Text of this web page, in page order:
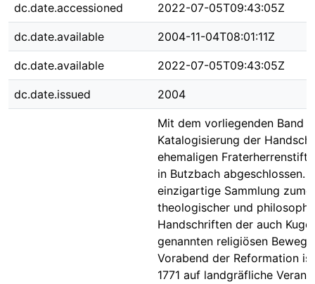
dc.date.accessioned 2022-07-05T09:43:05Z
dc.date.available 2004-11-04T08:01:11Z
dc.date.available 2022-07-05T09:43:05Z
dc.date.issued 2004
Mit dem vorliegenden Band
Katalogisierung der
ehemaligen
in Butzbach abgeschlossen.
einzigartige Sammlung
theologischer und
Handschriften der auch
genannten religiösen
Vorabend der Reformation
1771 auf landgräfliche